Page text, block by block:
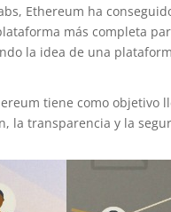
Ethereum ha
más completa
la idea de una
tiene como
la transparencia y la